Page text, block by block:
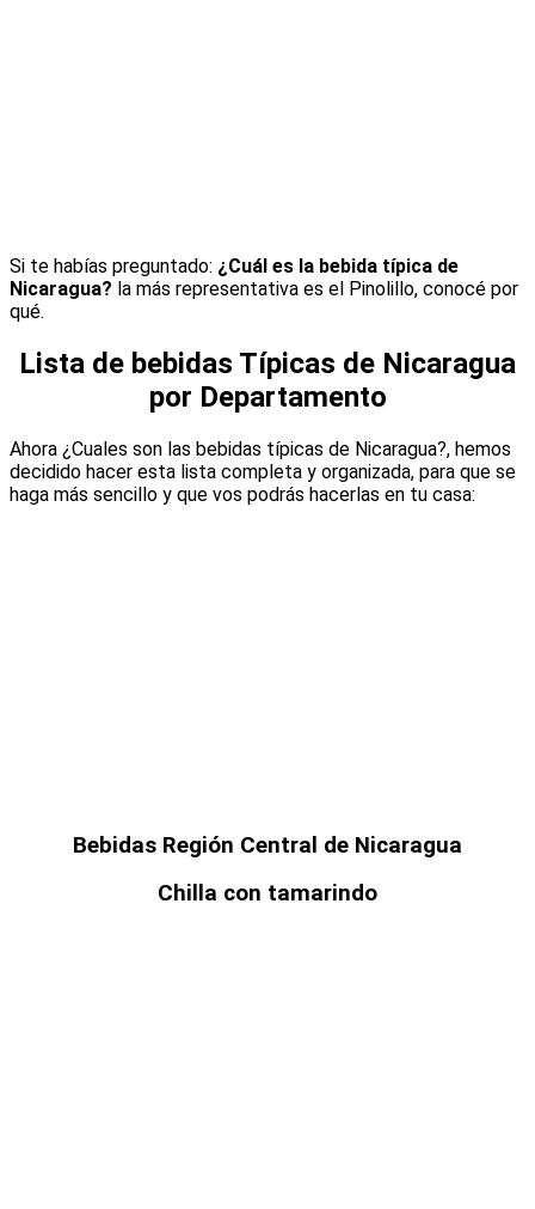
Si te habías preguntado: ¿Cuál es la bebida típica de
Nicaragua? la más representativa es el Pinolillo, conocé por
qué.
Lista de bebidas Típicas de Nicaragua
por Departamento
Ahora ¿Cuales son las bebidas típicas de Nicaragua?, hemos
decidido hacer esta lista completa y organizada, para que se
haga más sencillo y que vos podrás hacerlas en tu casa:
Bebidas Región Central de Nicaragua
Chilla con tamarindo